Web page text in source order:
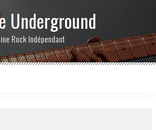
Underground
Rock Indépendant